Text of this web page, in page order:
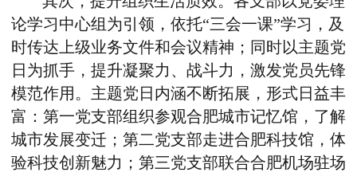
论学习中心组为引领，依托“三会一课”学习，及
时传达上级业务文件和会议精神；同时以主题党
日为抓手，提升凝聚力、战斗力，激发党员先锋
模范作用。主题党日内涵不断拓展，形式日益丰
富：第一党支部组织参观合肥城市记忆馆，了解
城市发展变迁；第二党支部走进合肥科技馆，体
验科技创新魅力；第三党支部联合合肥机场驻场